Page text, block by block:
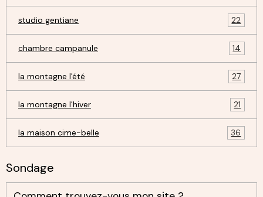
studio gentiane 22
chambre campanule 14
la montagne l'été 27
la montagne l'hiver 21
la maison cime-belle 36
Sondage